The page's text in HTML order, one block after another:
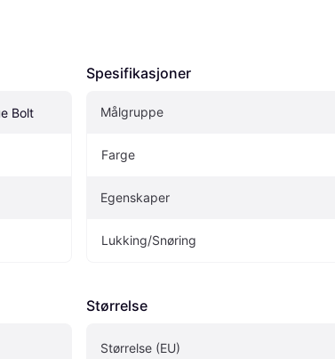
Bolt
Spesifikasjoner
Målgruppe
Farge
Egenskaper
Lukking/Snøring
Størrelse
Størrelse (EU)